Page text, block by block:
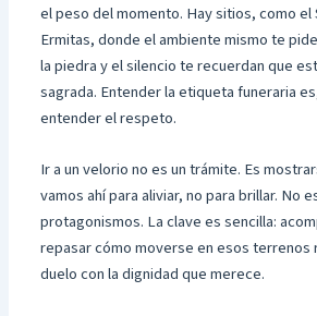
el peso del momento. Hay sitios, como el
Ermitas, donde el ambiente mismo te
la piedra y el silencio te recuerdan que
sagrada. Entender la etiqueta funeraria
entender el respeto.
Ir a un velorio no es un trámite. Es
vamos ahí para aliviar, no para brillar. No
protagonismos. La clave es sencilla:
repasar cómo moverse en esos terrenos
duelo con la dignidad que merece.